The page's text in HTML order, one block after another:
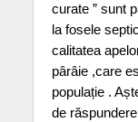
curate ” sunt
la fosele
calitatea
pârâie ,care
populație .
de